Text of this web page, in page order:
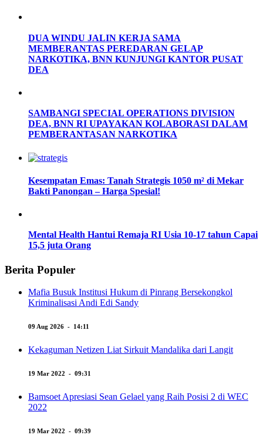
DUA WINDU JALIN KERJA SAMA
MEMBERANTAS PEREDARAN GELAP
NARKOTIKA, BNN KUNJUNGI KANTOR PUSAT
DEA
SAMBANGI SPECIAL OPERATIONS DIVISION
DEA, BNN RI UPAYAKAN KOLABORASI DALAM
PEMBERANTASAN NARKOTIKA
Kesempatan Emas: Tanah Strategis 1050 m² di Mekar
Bakti Panongan – Harga Spesial!
Mental Health Hantui Remaja RI Usia 10-17 tahun Capai
15,5 juta Orang
Berita Populer
Mafia Busuk Institusi Hukum di Pinrang Bersekongkol
Kriminalisasi Andi Edi Sandy
09 Aug 2026 - 14:11
Kekaguman Netizen Liat Sirkuit Mandalika dari Langit
19 Mar 2022 - 09:31
Bamsoet Apresiasi Sean Gelael yang Raih Posisi 2 di WEC
2022
19 Mar 2022 - 09:39